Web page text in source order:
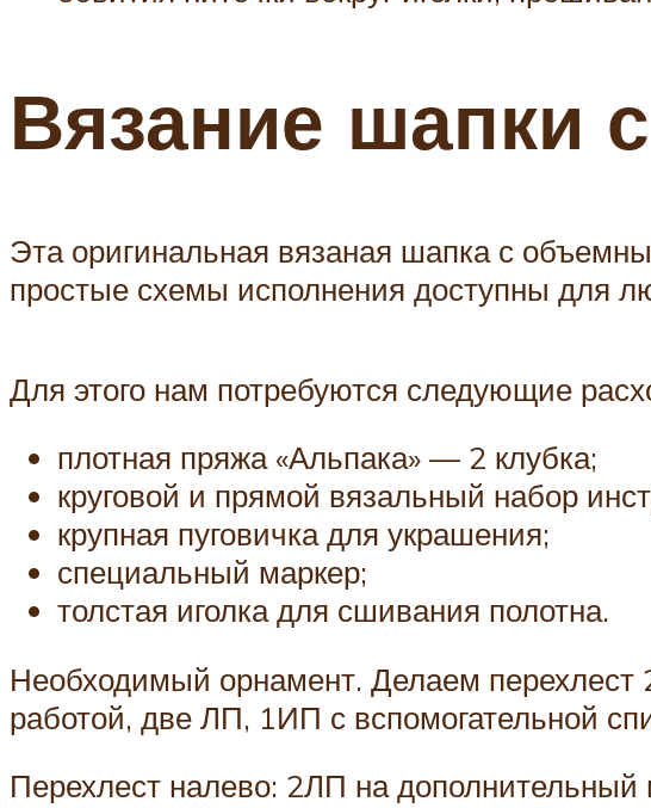
Вязание шапки
Эта оригинальная вязаная шапка с
простые схемы исполнения доступны для
Для этого нам потребуются следующие
плотная пряжа «Альпака» — 2 клубка;
круговой и прямой вязальный набор
крупная пуговичка для украшения;
специальный маркер;
толстая иголка для сшивания полотна.
Необходимый орнамент. Делаем
работой, две ЛП, 1ИП с вспомогательной
Перехлест налево: 2ЛП на